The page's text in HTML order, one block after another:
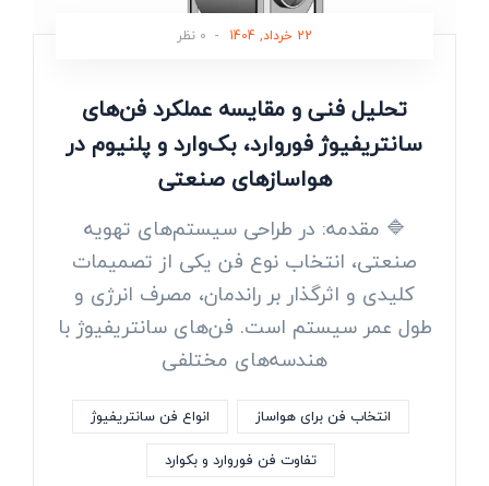
22 خرداد, 1404 - 0 نظر
تحلیل فنی و مقایسه عملکرد فن‌های
سانتریفیوژ فوروارد، بک‌وارد و پلنیوم در
هواسازهای صنعتی
🔷 مقدمه: در طراحی سیستم‌های تهویه
صنعتی، انتخاب نوع فن یکی از تصمیمات
کلیدی و اثرگذار بر راندمان، مصرف انرژی و
طول عمر سیستم است. فن‌های سانتریفیوژ با
هندسه‌های مختلفی
انتخاب فن برای هواساز
انواع فن سانتریفیوژ
تفاوت فن فوروارد و بکوارد